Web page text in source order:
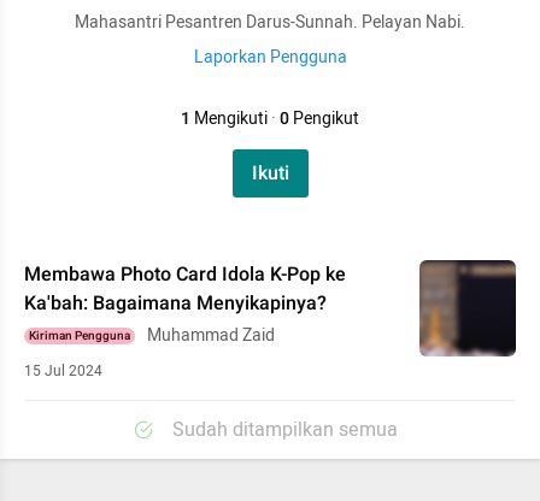
Mahasantri Pesantren Darus-Sunnah. Pelayan Nabi.
Laporkan Pengguna
1 Mengikuti·0Pengikut
Ikuti
Membawa Photo Card Idola K-Pop ke
Ka'bah: Bagaimana Menyikapinya?
Kiriman Pengguna Muhammad Zaid
15 Jul 2024
Sudah ditampilkan semua